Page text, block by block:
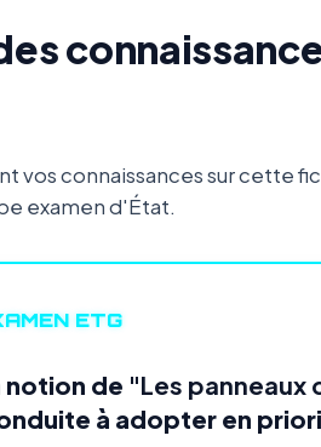
vos connaissances sur cette
examen d'État.
ETG
notion de "Les panneaux
à adopter en